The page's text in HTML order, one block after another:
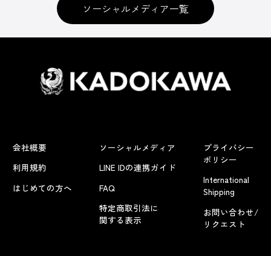
ソーシャルメディア一覧
会社概要
利用規約
はじめての方へ
ソーシャルメディア
LINE IDの連携ガイド
FAQ
特定商取引法に
関する表示
プライバシー
ポリシー
International
Shipping
お問い合わせ/
リクエスト